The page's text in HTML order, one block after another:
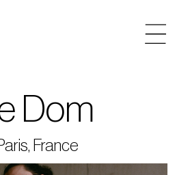
agenda
tickets
Dom
France